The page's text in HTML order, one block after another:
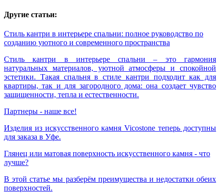
Другие статьи:
Стиль кантри в интерьере спальни: полное руководство по
созданию уютного и современного пространства
Стиль кантри в интерьере спальни – это гармония
натуральных материалов, уютной атмосферы и спокойной
эстетики. Такая спальня в стиле кантри подходит как для
квартиры, так и для загородного дома: она создает чувство
защищенности, тепла и естественности.
Партнеры - наше все!
Изделия из искусственного камня Vicostone теперь доступны
для заказа в Уфе.
Глянец или матовая поверхность искусственного камня - что
лучше?
В этой статье мы разберём преимущества и недостатки обеих
поверхностей.